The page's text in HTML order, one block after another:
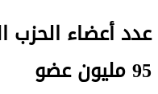
عدد أعضاء الحزب
95 مليون عضو